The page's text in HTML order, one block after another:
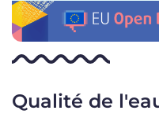
Qualité de